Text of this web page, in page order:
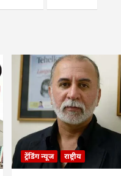
ट्रेंडिंग न्यूज राष्ट्रीय